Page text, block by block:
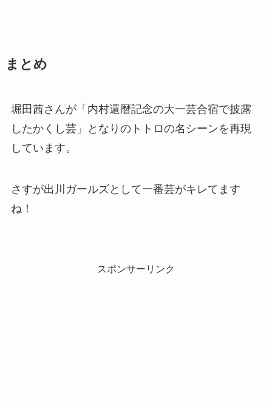
まとめ
堀田茜さんが「内村還暦記念の大一芸合宿で披露
したかくし芸」となりのトトロの名シーンを再現
しています。
さすが出川ガールズとして一番芸がキレてます
ね！
スポンサーリンク